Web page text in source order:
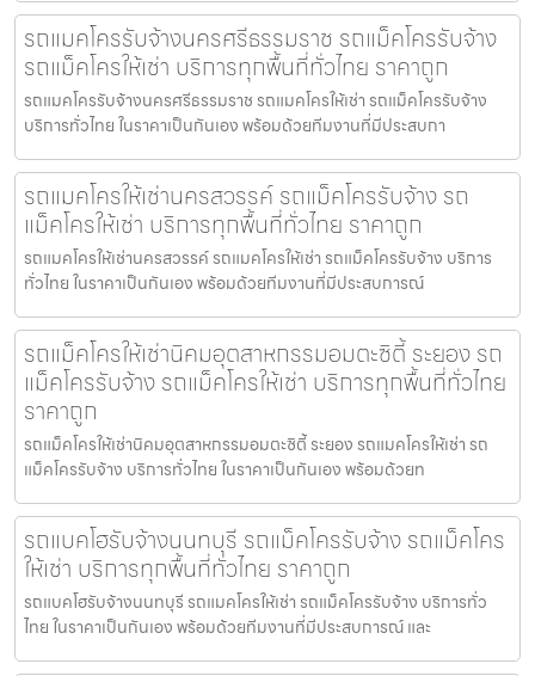
รถแมคโครรับจ้างนครศรีธรรมราช รถแม็คโครรับจ้าง
รถแม็คโครให้เช่า บริการทุกพื้นที่ทั่วไทย ราคาถูก
รถแมคโครรับจ้างนครศรีธรรมราช รถแมคโครให้เช่า รถแม็คโครรับจ้าง
บริการทั่วไทย ในราคาเป็นกันเอง พร้อมด้วยทีมงานที่มีประสบกา
รถแมคโครให้เช่านครสวรรค์ รถแม็คโครรับจ้าง รถ
แม็คโครให้เช่า บริการทุกพื้นที่ทั่วไทย ราคาถูก
รถแมคโครให้เช่านครสวรรค์ รถแมคโครให้เช่า รถแม็คโครรับจ้าง บริการ
ทั่วไทย ในราคาเป็นกันเอง พร้อมด้วยทีมงานที่มีประสบการณ์
รถแม็คโครให้เช่านิคมอุตสาหกรรมอมตะซิตี้ ระยอง รถ
แม็คโครรับจ้าง รถแม็คโครให้เช่า บริการทุกพื้นที่ทั่วไทย
ราคาถูก
รถแม็คโครให้เช่านิคมอุตสาหกรรมอมตะซิตี้ ระยอง รถแมคโครให้เช่า รถ
แม็คโครรับจ้าง บริการทั่วไทย ในราคาเป็นกันเอง พร้อมด้วยท
รถแบคโฮรับจ้างนนทบุรี รถแม็คโครรับจ้าง รถแม็คโคร
ให้เช่า บริการทุกพื้นที่ทั่วไทย ราคาถูก
รถแบคโฮรับจ้างนนทบุรี รถแมคโครให้เช่า รถแม็คโครรับจ้าง บริการทั่ว
ไทย ในราคาเป็นกันเอง พร้อมด้วยทีมงานที่มีประสบการณ์ และ